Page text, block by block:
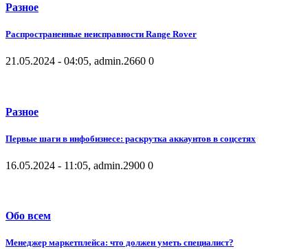
Разное
Распространенные неисправности Range Rover
21.05.2024 - 04:05, admin.2660 0
Разное
Первые шаги в инфобизнесе: раскрутка аккаунтов в соцсетях
16.05.2024 - 11:05, admin.2900 0
Обо всем
Менеджер маркетплейса: что должен уметь специалист?